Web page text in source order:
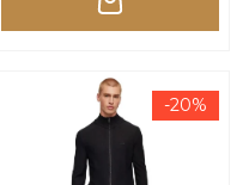
-20%